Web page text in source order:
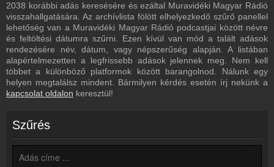
Bejelentkezés
Hozz létre saját fiókot!
Most szól
Tudd meg mi szólt eddig
Frekvenciák
Muravidéki Magyar Rádió frekvencia
Műsorújság
Kapcsolat
Írj nekünk!
Partnerek
2038 korábbi adás keresésére és ezáltal Muravidéki Magyar Rádió
visszahallgatására. Az archívlista fölött elhelyezkedő szűrő panellel
lehetőség van a Muravidéki Magyar Rádió podcastjai között névre
és feltöltési dátumra szűrni. Ezen kívül van mód a talált adások
rendezésére név, dátum, vagy népszerűség alapján. A listában
alapértelmezetten a legfrissebb adások jelennek meg. Nem kell
többet a különböző platformok között barangolnod. Nálunk egy
helyen megtalálsz mindent. Bármilyen kérdés esetén írj nekünk a
kapcsolat oldalon keresztül!
Szűrés